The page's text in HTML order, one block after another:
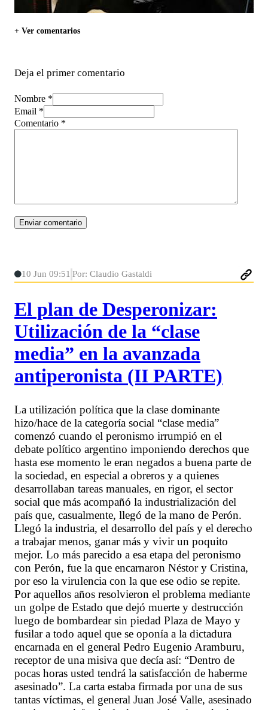
+ Ver comentarios
Deja el primer comentario
Nombre *
Email *
Comentario *
10 Jun 09:51 Por: Claudio Gastaldi
El plan de Desperonizar:
Utilización de la “clase
media” en la avanzada
antiperonista (II PARTE)
La utilización política que la clase dominante
hizo/hace de la categoría social “clase media”
comenzó cuando el peronismo irrumpió en el
debate político argentino imponiendo derechos que
hasta ese momento le eran negados a buena parte de
la sociedad, en especial a obreros y a quienes
desarrollaban tareas manuales, en rigor, el sector
social que más acompañó la industrialización del
país que, casualmente, llegó de la mano de Perón.
Llegó la industria, el desarrollo del país y el derecho
a trabajar menos, ganar más y vivir un poquito
mejor. Lo más parecido a esa etapa del peronismo
con Perón, fue la que encarnaron Néstor y Cristina,
por eso la virulencia con la que ese odio se repite.
Por aquellos años resolvieron el problema mediante
un golpe de Estado que dejó muerte y destrucción
luego de bombardear sin piedad Plaza de Mayo y
fusilar a todo aquel que se oponía a la dictadura
encarnada en el general Pedro Eugenio Aramburu,
receptor de una misiva que decía así: “Dentro de
pocas horas usted tendrá la satisfacción de haberme
asesinado”. La carta estaba firmada por una de sus
tantas víctimas, el general Juan José Valle, asesinado